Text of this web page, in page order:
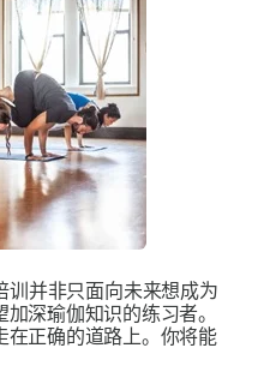
训并非只面向未来想成为
深瑜伽知识的练习者。
在正确的道路上。你将能